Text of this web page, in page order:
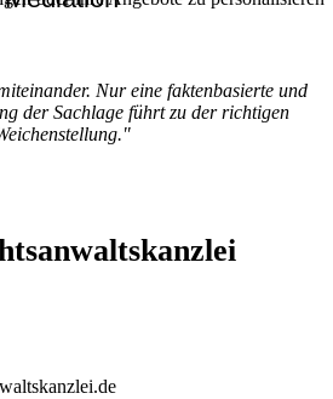
Nur eine faktenbasierte und
der Sachlage führt zu der richtigen